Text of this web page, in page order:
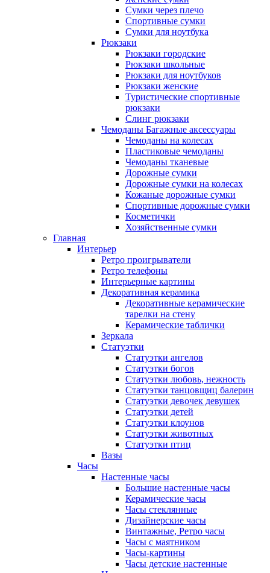
Сумки через плечо
Спортивные сумки
Сумки для ноутбука
Рюкзаки
Рюкзаки городские
Рюкзаки школьные
Рюкзаки для ноутбуков
Рюкзаки женские
Туристические спортивные
рюкзаки
Слинг рюкзаки
Чемоданы Багажные аксессуары
Чемоданы на колесах
Пластиковые чемоданы
Чемоданы тканевые
Дорожные сумки
Дорожные сумки на колесах
Кожаные дорожные сумки
Спортивные дорожные сумки
Косметички
Хозяйственные сумки
Главная
Интерьер
Ретро проигрыватели
Ретро телефоны
Интерьерные картины
Декоративная керамика
Декоративные керамические
тарелки на стену
Керамические таблички
Зеркала
Статуэтки
Статуэтки ангелов
Статуэтки богов
Статуэтки любовь, нежность
Статуэтки танцовщиц балерин
Статуэтки девочек девушек
Статуэтки детей
Статуэтки клоунов
Статуэтки животных
Статуэтки птиц
Вазы
Часы
Настенные часы
Большие настенные часы
Керамические часы
Часы стеклянные
Дизайнерские часы
Винтажные, Ретро часы
Часы с маятником
Часы-картины
Часы детские настенные